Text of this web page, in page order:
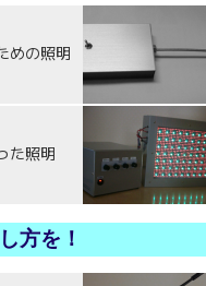
めの照明
た照明
方を！